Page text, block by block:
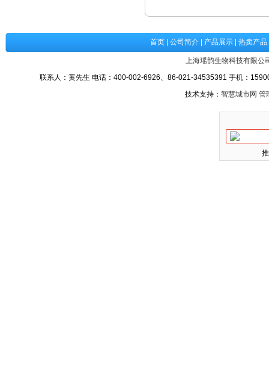
首页 公司简介 产品展示 热卖产品
上海瑶韵生物科技有限公
联系人：黄先生 电话：400-002-6926、86-021-34535391 手机：
技术支持： 智慧城市网 管